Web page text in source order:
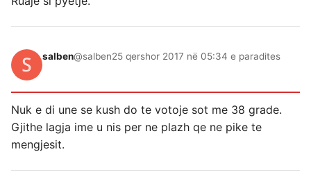
salben@salben25 qershor 2017 në 05:34 e paradites
Nuk e di une se kush do te votoje sot me 38 grade.
Gjithe lagja ime u nis per ne plazh qe ne pike te
mengjesit.